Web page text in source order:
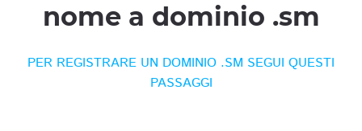
nome a dominio .sm
PER REGISTRARE UN DOMINIO .SM SEGUI QUESTI
PASSAGGI